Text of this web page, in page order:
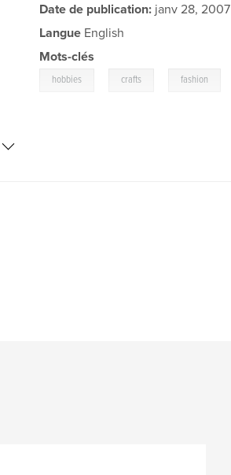
Date de publication: janv 28, 2007
Langue English
Mots-clés
hobbies crafts fashion